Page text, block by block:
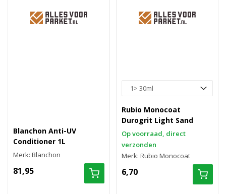
Blanchon Anti-UV
Conditioner 1L
Merk: Blanchon
81,95
Rubio Monocoat
Durogrit Light Sand
Op voorraad, direct
verzonden
Merk: Rubio Monocoat
6,70